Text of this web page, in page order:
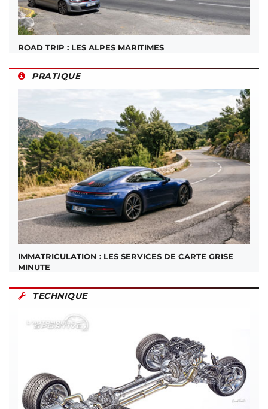
ROAD TRIP : LES ALPES MARITIMES
PRATIQUE
IMMATRICULATION : LES SERVICES DE CARTE GRISE
MINUTE
TECHNIQUE